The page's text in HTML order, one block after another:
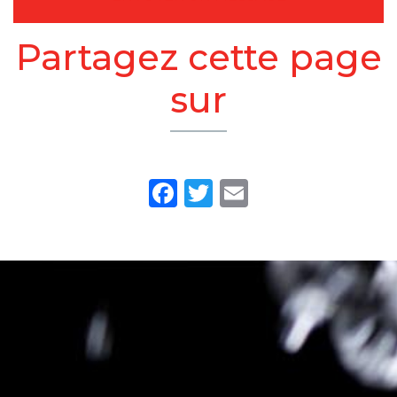
Partagez cette page
sur
Facebook
Twitter